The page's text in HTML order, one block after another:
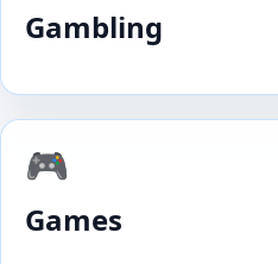
Gambling
🎮
Games